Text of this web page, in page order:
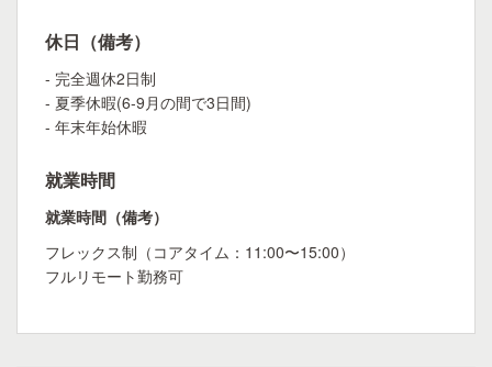
休日（備考）
- 完全週休2日制
- 夏季休暇(6-9月の間で3日間)
- 年末年始休暇
就業時間
就業時間（備考）
フレックス制（コアタイム：11:00〜15:00）
フルリモート勤務可